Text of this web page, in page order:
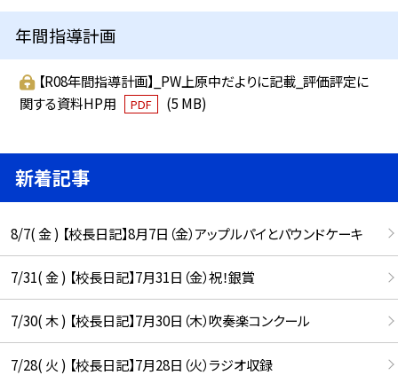
年間指導計画
【R08年間指導計画】_PW上原中だよりに記載_評価評定に
関する資料HP用
PDF (5 MB)
新着記事
8/7( 金 ) 【校長日記】8月7日（金）アップルパイとパウンドケーキ
7/31( 金 ) 【校長日記】7月31日（金）祝！銀賞
7/30( 木 ) 【校長日記】7月30日（木）吹奏楽コンクール
7/28( 火 ) 【校長日記】7月28日（火）ラジオ収録